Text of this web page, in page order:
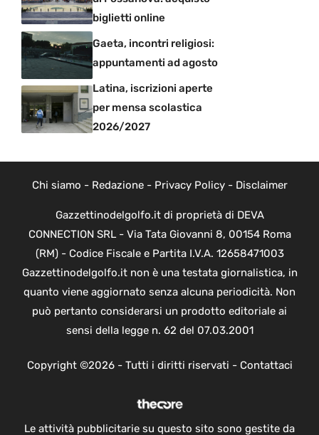
biglietti online
Gaeta, incontri religiosi:
appuntamenti ad agosto
Latina, iscrizioni aperte
per mensa scolastica
2026/2027
Chi siamo - Redazione- Privacy Policy- Disclaimer
Gazzettinodelgolfo.it di proprietà di DEVA
CONNECTION SRL - Via Tata Giovanni 8, 00154 Roma
(RM) - Codice Fiscale e Partita I.V.A. 12658471003
Gazzettinodelgolfo.it non è una testata giornalistica, in
quanto viene aggiornato senza alcuna periodicità. Non
può pertanto considerarsi un prodotto editoriale ai
sensi della legge n. 62 del 07.03.2001
Copyright ©2026 - Tutti i diritti riservati - Contattaci
Le attività pubblicitarie su questo sito sono gestite da